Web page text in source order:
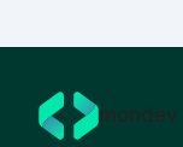
mondev